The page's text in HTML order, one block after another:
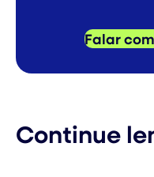
Falar
Continue